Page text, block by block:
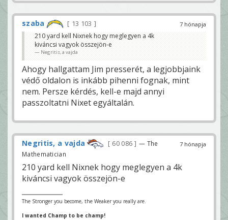
7 hónapja
szaba
13 103
210 yard kell Nixnek hogy meglegyen a 4k
kiváncsi vagyok összejön-e
Negritis, a vajda
Ahogy hallgattam Jim presserét, a legjobbjaink
védő oldalon is inkább pihenni fognak, mint
nem. Persze kérdés, kell-e majd annyi
passzoltatni Nixet egyáltalán.
7 hónapja
Negritis, a vajda 60 086
— The
Mathematician
210 yard kell Nixnek hogy meglegyen a 4k
kiváncsi vagyok összejön-e
The Stronger you become, the Weaker you really are.
I wanted Champ to be champ!